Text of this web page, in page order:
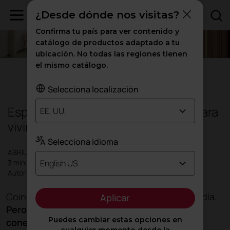
Espacios para conectar, espacios para
vivir
ABRIL 2023
3 minutos
Autor: Actiu
Coincidir con alguien es algo que ocurre cada día.
Pero lo verdaderamente extraordinario es
conectar
. Conectar de verdad, compartir un
¿Desde dónde nos visitas?
Confirma tu país para ver contenido y
catálogo de productos adaptado a tu
ubicación. No todas las regiones tienen
el mismo catálogo.
Selecciona localización
EE. UU.
Selecciona idioma
English US
Aplicar
Puedes cambiar estas opciones en